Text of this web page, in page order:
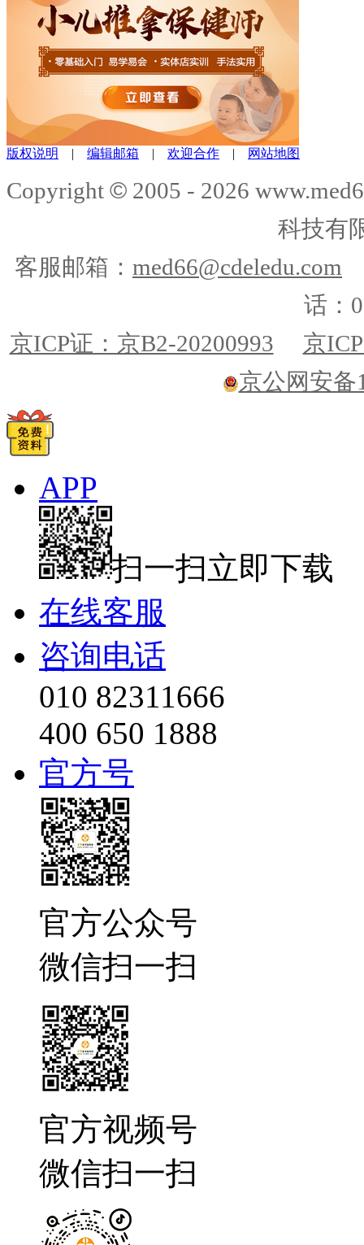
版权说明 | 编辑邮箱 | 欢迎合作 | 网站地图
Copyright © 2005 - 2026
科技有
客服邮箱： med66@cdeledu.com
话：
京ICP证：京B2-20200993
京
京公网安备
APP
扫一扫立即下载
在线客服
咨询电话
010 82311666
400 650 1888
官方号
官方公众号
微信扫一扫
官方视频号
微信扫一扫